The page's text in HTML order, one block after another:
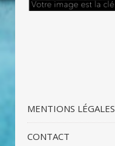
MENTIONS LÉGALES
CONTACT